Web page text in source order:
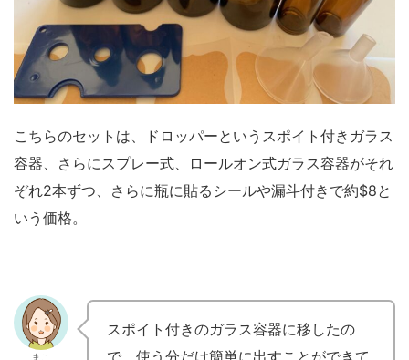
こちらのセットは、ドロッパーというスポイト付きガラス
容器、さらにスプレー式、ロールオン式ガラス容器がそれ
ぞれ2本ずつ、さらに瓶に貼るシールや漏斗付きで約$8と
いう価格。
スポイト付きのガラス容器に移したの